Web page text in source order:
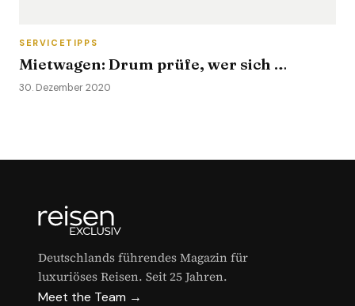
SERVICETIPPS
Mietwagen: Drum prüfe, wer sich …
30. Dezember 2020
Deutschlands führendes Magazin für
luxuriöses Reisen. Seit 25 Jahren.
Meet the Team →